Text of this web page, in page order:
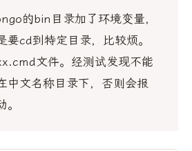
的bin目录加了环境变量，
要cd到特定目录，比较烦。
文件。经测试发现不能
中文名称目录下，否则会报